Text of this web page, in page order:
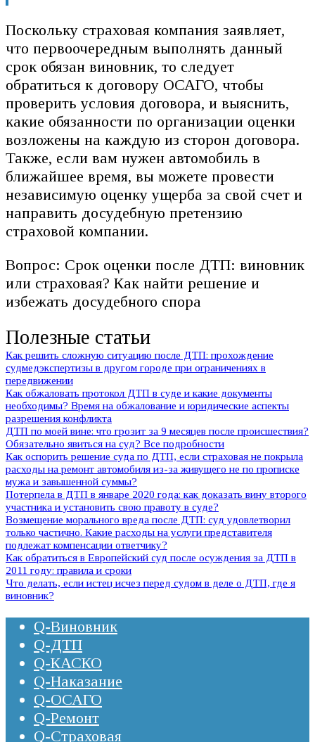
Поскольку страховая компания заявляет,
что первоочередным выполнять данный
срок обязан виновник, то следует
обратиться к договору ОСАГО, чтобы
проверить условия договора, и выяснить,
какие обязанности по организации оценки
возложены на каждую из сторон договора.
Также, если вам нужен автомобиль в
ближайшее время, вы можете провести
независимую оценку ущерба за свой счет и
направить досудебную претензию
страховой компании.
Вопрос: Срок оценки после ДТП: виновник
или страховая? Как найти решение и
избежать досудебного спора
Полезные статьи
Как решить сложную ситуацию после ДТП: прохождение
судмедэкспертизы в другом городе при ограничениях в
передвижении
Как обжаловать протокол ДТП в суде и какие документы
необходимы? Время на обжалование и юридические аспекты
разрешения конфликта
ДТП по моей вине: что грозит за 9 месяцев после происшествия?
Обязательно явиться на суд? Все подробности
Как оспорить решение суда по ДТП, если страховая не покрыла
расходы на ремонт автомобиля из-за живущего не по прописке
мужа и завышенной суммы?
Потерпела в ДТП в январе 2020 года: как доказать вину второго
участника и установить свою правоту в суде?
Возмещение морального вреда после ДТП: суд удовлетворил
только частично. Какие расходы на услуги представителя
подлежат компенсации ответчику?
Как обратиться в Европейский суд после осуждения за ДТП в
2011 году: правила и сроки
Что делать, если истец исчез перед судом в деле о ДТП, где я
виновник?
Q-Виновник
Q-ДТП
Q-КАСКО
Q-Наказание
Q-ОСАГО
Q-Ремонт
Q-Страховая